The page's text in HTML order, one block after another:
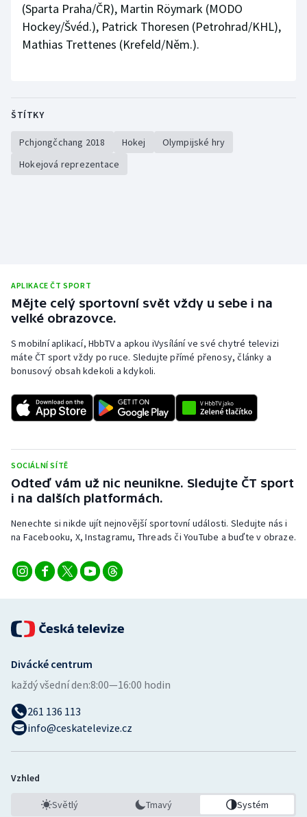
(Sparta Praha/ČR), Martin Röymark (MODO
Hockey/Švéd.), Patrick Thoresen (Petrohrad/KHL),
Mathias Trettenes (Krefeld/Něm.).
ŠTÍTKY
Pchjongčchang 2018 Hokej
Olympijské hry
Hokejová reprezentace
APLIKACE ČT SPORT
Mějte celý sportovní svět vždy u sebe i na
velké obrazovce.
S mobilní aplikací, HbbTV a apkou iVysílání ve své chytré televizi
máte ČT sport vždy po ruce. Sledujte přímé přenosy, články a
bonusový obsah kdekoli a kdykoli.
SOCIÁLNÍ SÍTĚ
Odteď vám už nic neunikne. Sledujte ČT sport
i na dalších platformách.
Nenechte si nikde ujít nejnovější sportovní události. Sledujte nás i
na Facebooku, X, Instagramu, Threads či YouTube a buďte v obraze.
Divácké centrum
každý všední den:8:00—16:00 hodin
261 136 113
info@ceskatelevize.cz
Vzhled
Světlý Tmavý Systém